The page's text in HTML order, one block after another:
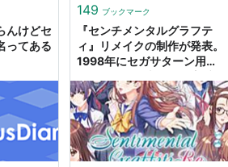
雅也,岩本正樹,rino
件) を見る
んけどセ
ってある
149 ブックマーク
『センチメンタルグラフテ
ィ』リメイクの制作が発表。
1998年にセガサターン用ソ
ミュレーションが令和に蘇る
| ゲーム・エンタメ最新情報
のファミ通.com